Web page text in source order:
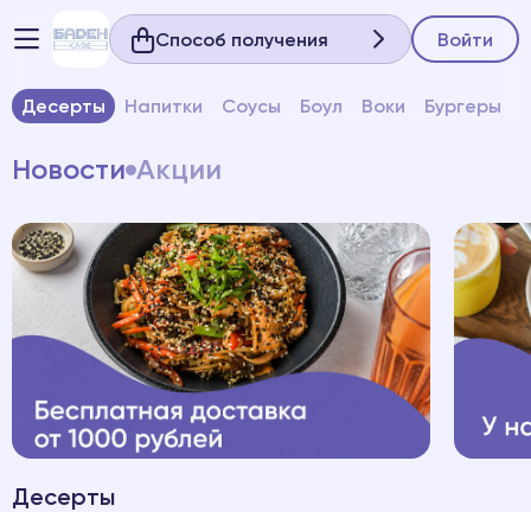
Способ получения Войти
Десерты Напитки Соусы Боул Воки Бургеры
Новости Акции
Десерты